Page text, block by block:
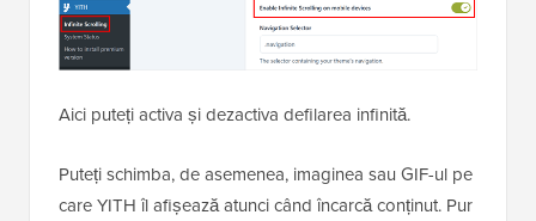
Aici puteți activa și dezactiva defilarea infinită.
Puteți schimba, de asemenea, imaginea sau GIF-ul pe
care YITH îl afișează atunci când încarcă conținut. Pur